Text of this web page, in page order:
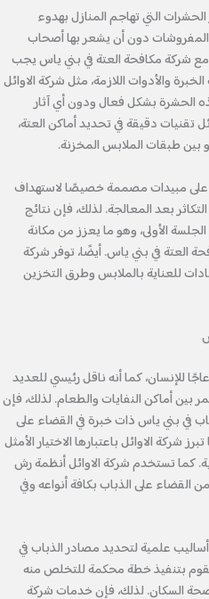
التي تهاجم المنازل بهدوء
دون أن يشعر بها أصحاب
مع شركة مكافحة العتة في بني ياس يجب
والأدوات اللازمة، مثل شركة الاوائل
الحشرة بشكل فعال ودون أي آثار
تقنيات دقيقة في تحديد أماكن العتة،
بين طبقات الملابس المخزنة.
على مبيدات مصممة خصيصًا لاستهداف
بعد المعالجة. لذلك، فإن نتائج
الأولى، وهو ما يعزز من مكانة
العتة في بني ياس. أيضًا، توفر شركة
للعناية بالملابس وطرق التخزين
للإنسان، كما أنه ناقل رئيسي للعديد
أماكن النفايات والطعام. لذلك، فإن
في بني ياس ذات خبرة في القضاء على
الاوائل باعتبارها الاختيار الأمثل
كما تستخدم شركة الاوائل أنظمة رش
على الذباب بكافة أنواعه وفي
علمية لتحديد مصادر الذباب في
بتنفيذ خطة محكمة للتخلص منه
صحة السكان. لذلك، فإن خدمات شركة